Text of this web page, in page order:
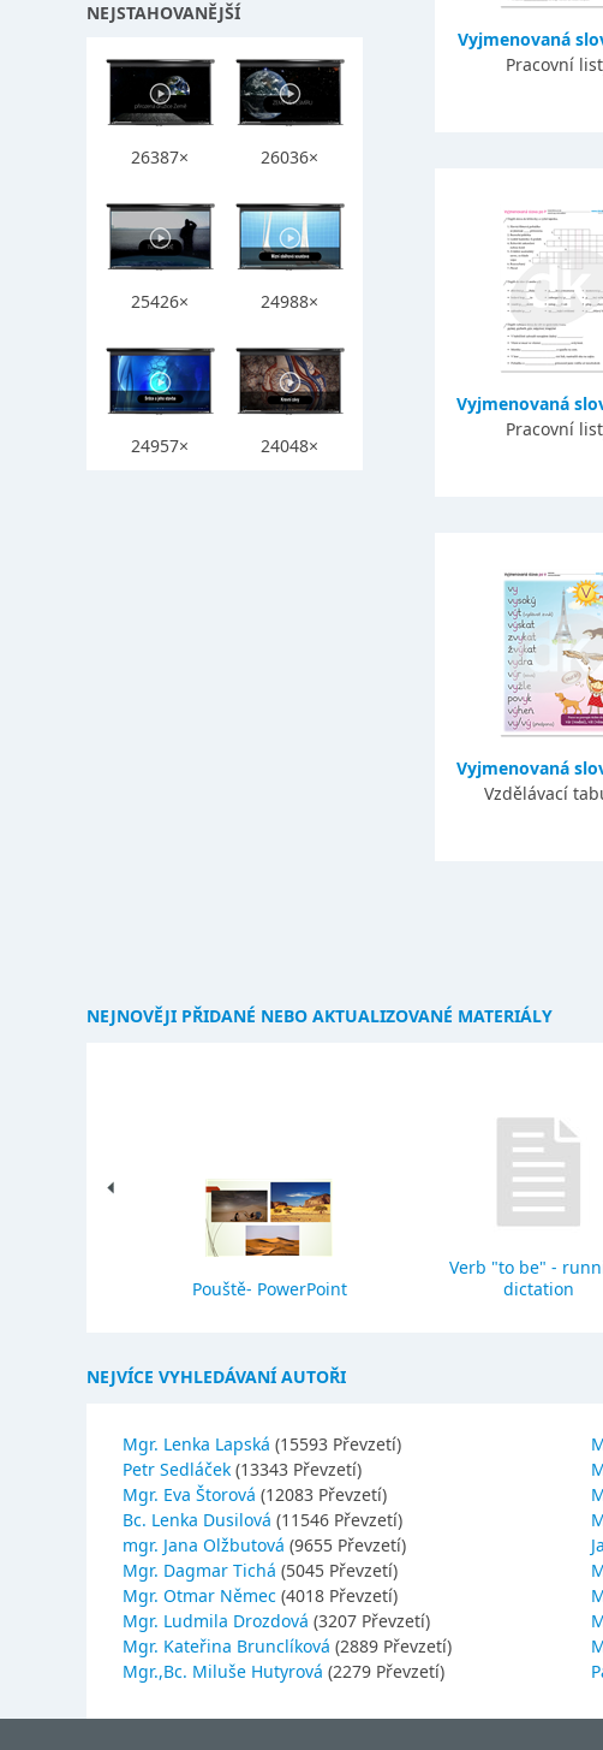
Vyjmenovaná
Pracovní
Vyjmenovaná
Pracovní
Vyjmenovaná
Vzdělávací
NEJSTAHOVANĚJŠÍ
26387× 26036×
25426× 24988×
24957× 24048×
NEJNOVĚJI PŘIDANÉ NEBO AKTUALIZOVANÉ MATERIÁLY
Pouště- PowerPoint
Verb "to be" -
dictation
NEJVÍCE VYHLEDÁVANÍ AUTOŘI
Mgr. Lenka Lapská (15593 Převzetí)
Petr Sedláček (13343 Převzetí)
Mgr. Eva Štorová (12083 Převzetí)
Bc. Lenka Dusilová (11546 Převzetí)
mgr. Jana Olžbutová (9655 Převzetí)
Mgr. Dagmar Tichá (5045 Převzetí)
Mgr. Otmar Němec (4018 Převzetí)
Mgr. Ludmila Drozdová (3207 Převzetí)
Mgr. Kateřina Brunclíková (2889 Převzetí)
Mgr.,Bc. Miluše Hutyrová (2279 Převzetí)